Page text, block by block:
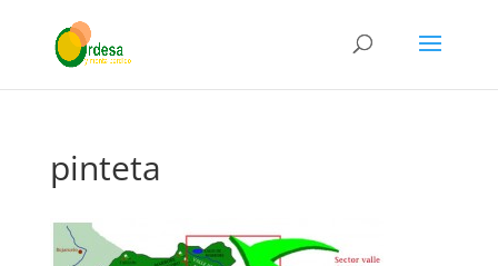
pinteta